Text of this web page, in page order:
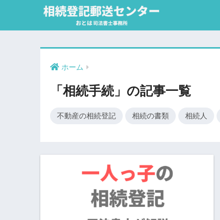
ホーム
「相続手続」の記事一覧
不動産の相続登記 相続の書類 相続人